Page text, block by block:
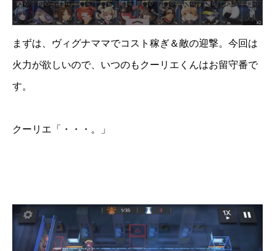
まずは、ヴィグナママでコスト稼ぎ＆敵の迎撃。今回は
火力が欲しいので、いつのもクーリエくんはお留守番で
す。
クーリエ「・・・。」